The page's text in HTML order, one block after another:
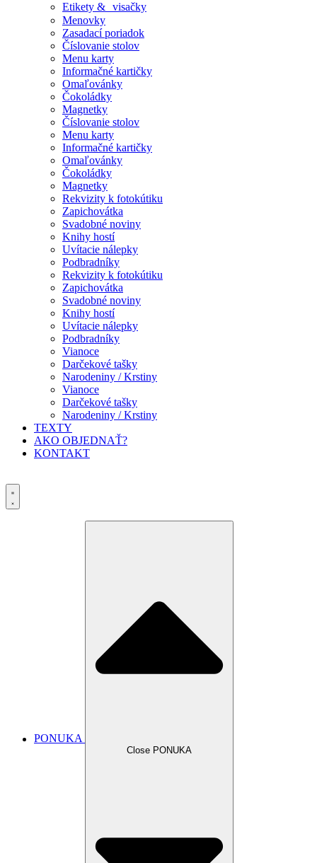
Etikety & visačky
Menovky
Zasadací poriadok
Číslovanie stolov
Menu karty
Informačné kartičky
Omaľovánky
Čokoládky
Magnetky
Číslovanie stolov
Menu karty
Informačné kartičky
Omaľovánky
Čokoládky
Magnetky
Rekvizity k fotokútiku
Zapichovátka
Svadobné noviny
Knihy hostí
Uvítacie nálepky
Podbradníky
Rekvizity k fotokútiku
Zapichovátka
Svadobné noviny
Knihy hostí
Uvítacie nálepky
Podbradníky
Vianoce
Darčekové tašky
Narodeniny / Krstiny
Vianoce
Darčekové tašky
Narodeniny / Krstiny
TEXTY
AKO OBJEDNAŤ?
KONTAKT
PONUKA
Close PONUKA